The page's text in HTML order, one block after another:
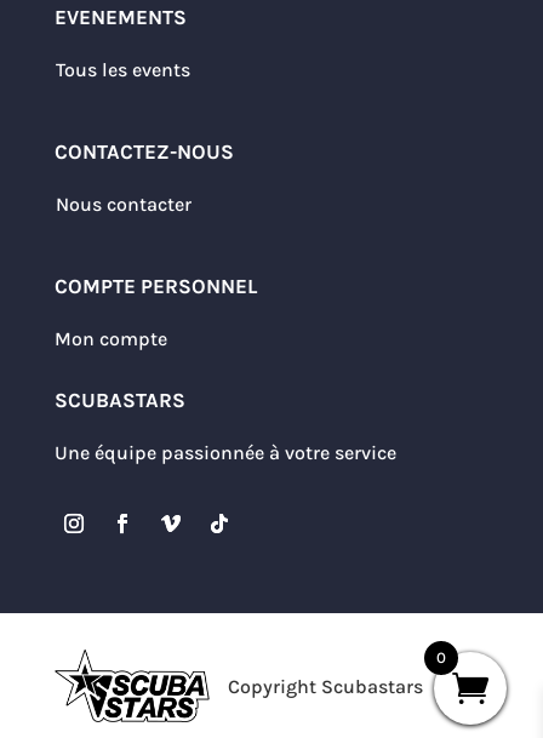
EVENEMENTS
Tous les events
CONTACTEZ-NOUS
Nous contacter
COMPTE PERSONNEL
Mon compte
SCUBASTARS
Une équipe passionnée à votre service
Copyright Scubastars
0